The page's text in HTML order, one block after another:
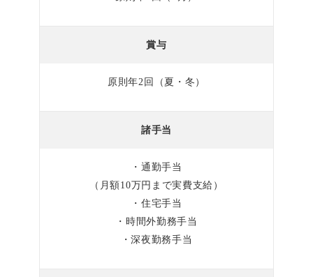
賞与
原則年2回（夏・冬）
諸手当
・通勤手当
（月額10万円まで実費支給）
・住宅手当
・時間外勤務手当
・深夜勤務手当